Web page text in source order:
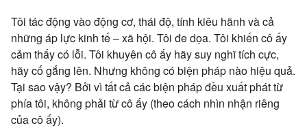
Tôi tác động vào động cơ, thái độ, tính kiêu hãnh và cả
những áp lực kinh tế – xã hội. Tôi đe dọa. Tôi khiến cô ấy
cảm thấy có lỗi. Tôi khuyên cô ấy hãy suy nghĩ tích cực,
hãy cố gắng lên. Nhưng không có biện pháp nào hiệu quả.
Tại sao vậy? Bởi vì tất cả các biện pháp đều xuất phát từ
phía tôi, không phải từ cô ấy (theo cách nhìn nhận riêng
của cô ấy).